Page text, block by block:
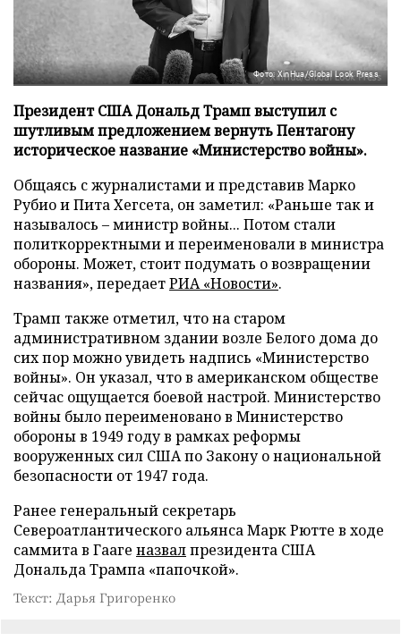
Фото: XinHua/Global Look Press
Президент США Дональд Трамп выступил с
шутливым предложением вернуть Пентагону
историческое название «Министерство войны».
Общаясь с журналистами и представив Марко
Рубио и Пита Хегсета, он заметил: «Раньше так и
называлось – министр войны... Потом стали
политкорректными и переименовали в министра
обороны. Может, стоит подумать о возвращении
названия», передаетРИА «Новости».
Трамп также отметил, что на старом
административном здании возле Белого дома до
сих пор можно увидеть надпись «Министерство
войны». Он указал, что в американском обществе
сейчас ощущается боевой настрой. Министерство
войны было переименовано в Министерство
обороны в 1949 году в рамках реформы
вооруженных сил США по Закону о национальной
безопасности от 1947 года.
Ранее генеральный секретарь
Североатлантического альянса Марк Рютте в ходе
саммита в Гааге назвалпрезидента США
Дональда Трампа «папочкой».
Текст: Дарья Григоренко